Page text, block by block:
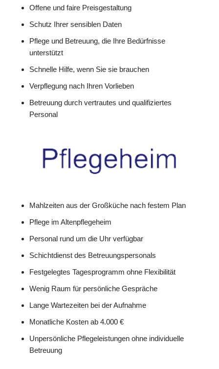
Offene und faire Preisgestaltung
Schutz Ihrer sensiblen Daten
Pflege und Betreuung, die Ihre Bedürfnisse
unterstützt
Schnelle Hilfe, wenn Sie sie brauchen
Verpflegung nach Ihren Vorlieben
Betreuung durch vertrautes und qualifiziertes
Personal
Mahlzeiten aus der Großküche nach festem Plan
Pflege im Altenpflegeheim
Personal rund um die Uhr verfügbar
Schichtdienst des Betreuungspersonals
Festgelegtes Tagesprogramm ohne Flexibilität
Wenig Raum für persönliche Gespräche
Lange Wartezeiten bei der Aufnahme
Monatliche Kosten ab 4.000 €
Unpersönliche Pflegeleistungen ohne individuelle
Betreuung